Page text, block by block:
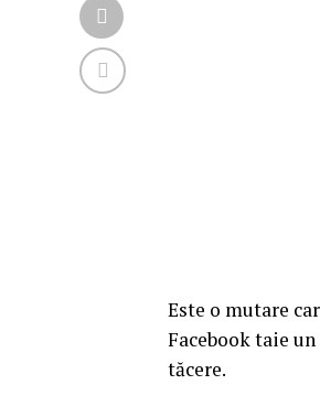
Este o mutare
Facebook taie
tăcere.